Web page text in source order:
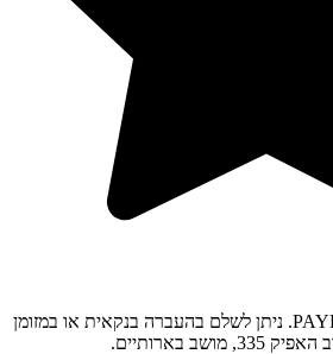
אנו מכבדים תשלום ב-PAYPAL. ניתן לשלם בהעברה בנקאית או במזומן
בארותיים.